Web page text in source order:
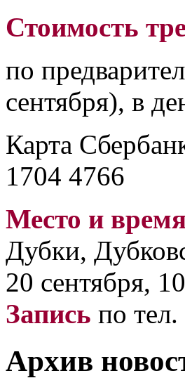
Стоимость
по
сентября), в
Карта
1704 4766
Место и
Дубки,
20 сентября,
Запись по
Архив